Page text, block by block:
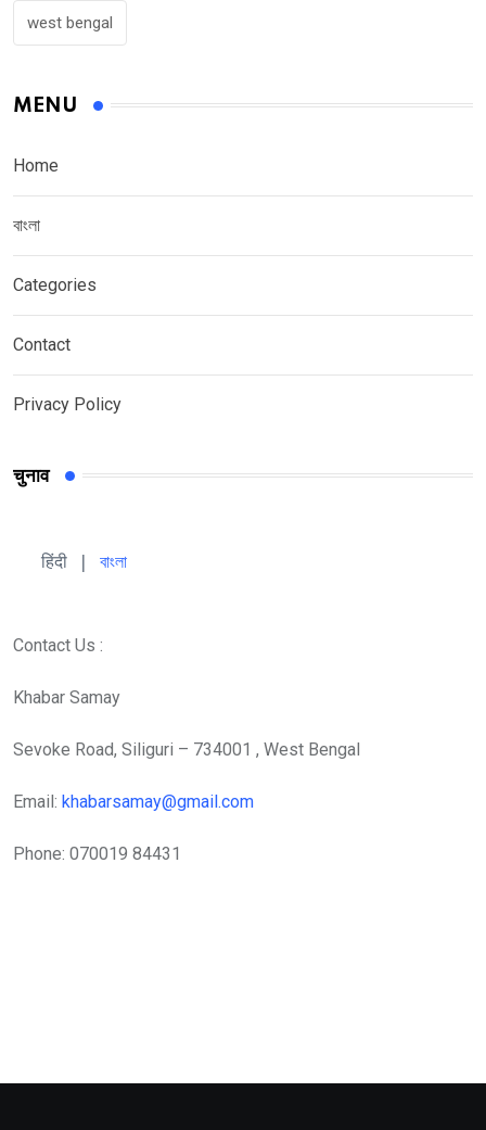
west bengal
MENU
Home
বাংলা
Categories
Contact
Privacy Policy
चुनाव
हिंदी বাংলা
Contact Us :
Khabar Samay
Sevoke Road, Siliguri – 734001 , West Bengal
Email: khabarsamay@gmail.com
Phone: 070019 84431